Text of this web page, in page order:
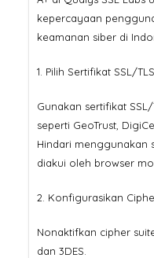
kepercayaan
keamanan siber di
1. Pilih Sertifikat SSL/
Gunakan sertifikat
seperti GeoTrust,
Hindari menggunakan
diakui oleh browser
2. Konfigurasikan
Nonaktifkan cipher
dan 3DES.